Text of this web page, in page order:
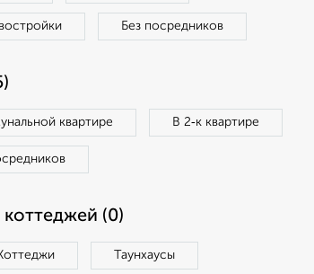
Без посредников
квартире В 2‑к квартире
(0)
Таунхаусы